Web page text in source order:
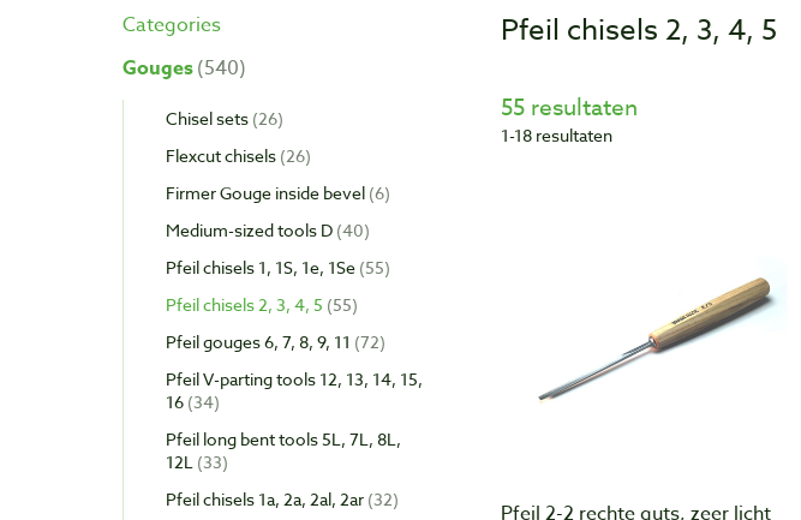
Categories
Gouges 540
Chisel sets 26
Flexcut chisels 26
Firmer Gouge inside bevel 6
Medium-sized tools D 40
Pfeil chisels 1, 1S, 1e, 1Se 55
Pfeil chisels 2, 3, 4, 5 55
Pfeil gouges 6, 7, 8, 9, 11 72
Pfeil V-parting tools 12, 13, 14, 15,
16 34
Pfeil long bent tools 5L, 7L, 8L,
12L 33
Pfeil chisels 1a, 2a, 2al, 2ar 32
Pfeil chisels 2, 3, 4, 5
55 resultaten
1-18 resultaten